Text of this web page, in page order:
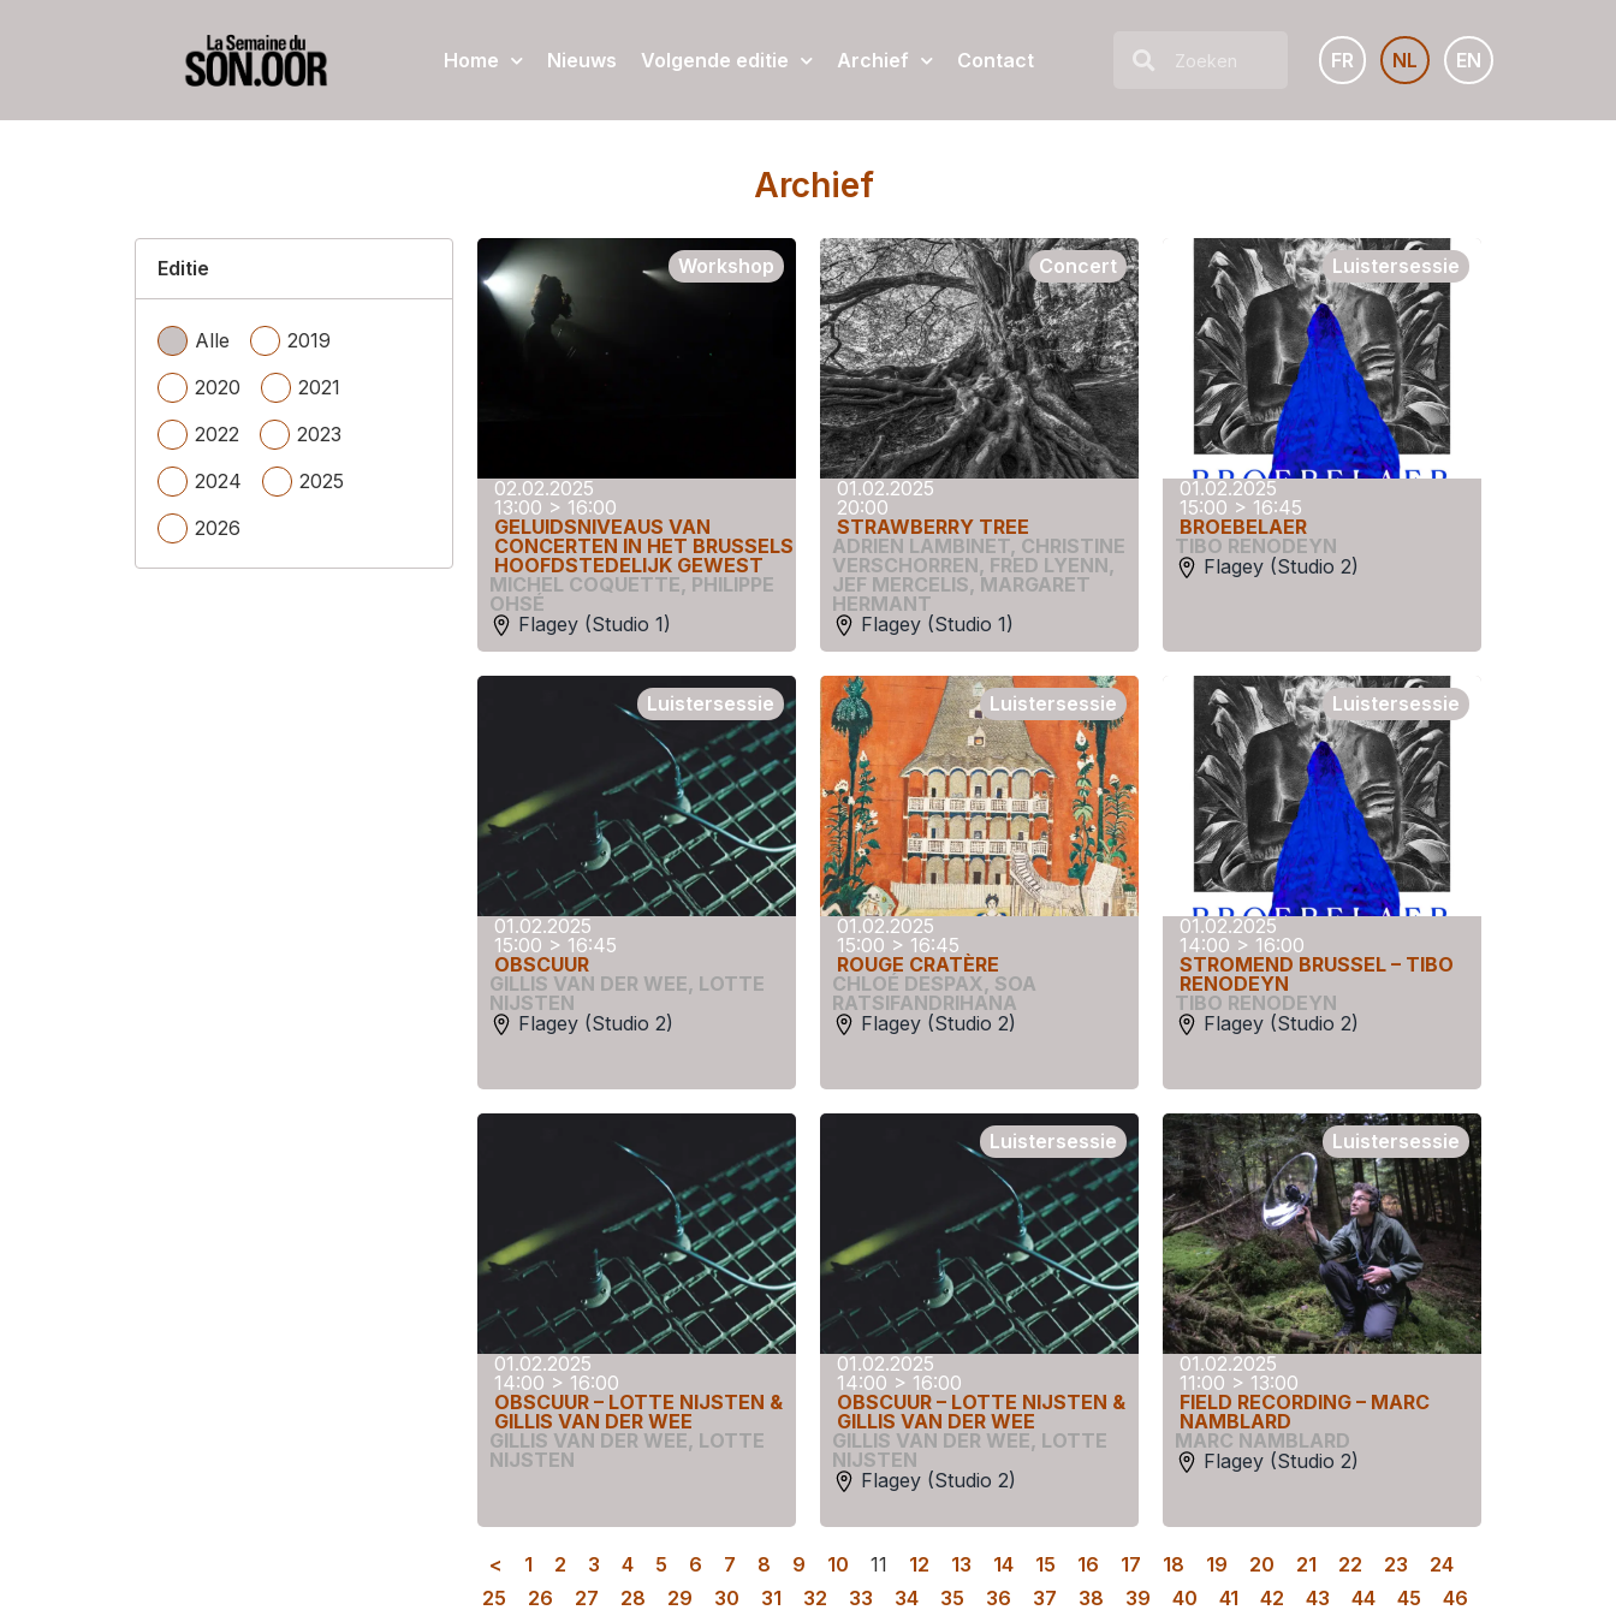
Home Nieuws Volgende editie Archief Contact FR NL EN
Archief
Editie
Alle
2019
2020
2021
2022
2023
2024
2025
2026
02.02.2025
13:00 > 16:00
GELUIDSNIVEAUS VAN
CONCERTEN IN HET BRUSSELS
HOOFDSTEDELIJK GEWEST
MICHEL COQUETTE, PHILIPPE
OHSÉ
Flagey (Studio 1)
Workshop
01.02.2025
20:00
STRAWBERRY TREE
ADRIEN LAMBINET, CHRISTINE
VERSCHORREN, FRED LYENN,
JEF MERCELIS, MARGARET
HERMANT
Flagey (Studio 1)
Concert
01.02.2025
15:00 > 16:45
BROEBELAER
TIBO RENODEYN
Flagey (Studio 2)
Luistersessie
01.02.2025
15:00 > 16:45
OBSCUUR
GILLIS VAN DER WEE, LOTTE
NIJSTEN
Flagey (Studio 2)
Luistersessie
01.02.2025
15:00 > 16:45
ROUGE CRATÈRE
CHLOÉ DESPAX, SOA
RATSIFANDRIHANA
Flagey (Studio 2)
Luistersessie
01.02.2025
14:00 > 16:00
STROMEND BRUSSEL – TIBO
RENODEYN
TIBO RENODEYN
Flagey (Studio 2)
Luistersessie
01.02.2025
14:00 > 16:00
OBSCUUR – LOTTE NIJSTEN &
GILLIS VAN DER WEE
GILLIS VAN DER WEE, LOTTE
NIJSTEN
01.02.2025
14:00 > 16:00
OBSCUUR – LOTTE NIJSTEN &
GILLIS VAN DER WEE
GILLIS VAN DER WEE, LOTTE
NIJSTEN
Flagey (Studio 2)
Luistersessie
01.02.2025
11:00 > 13:00
FIELD RECORDING – MARC
NAMBLARD
MARC NAMBLARD
Flagey (Studio 2)
Luistersessie
< 1 2 3 4 5 6 7 8 9 10 11 12 13 14 15 16 17 18 19 20 21 22 23
24
25
26 27 28 29 30 31 32 33 34 35 36 37 38 39 40 41 42 43 44 45 46